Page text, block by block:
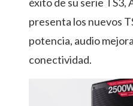
presenta los nuevos
potencia, audio
conectividad.